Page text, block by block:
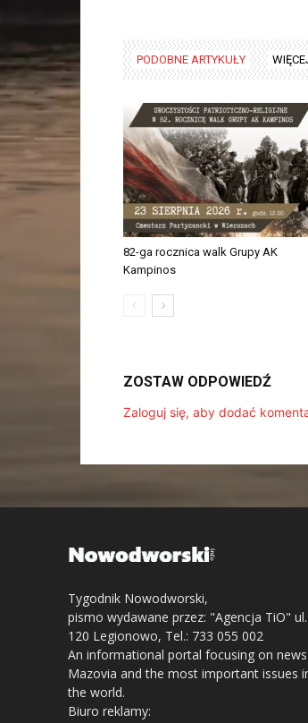
PODOBNE ARTYKUŁY
82-ga rocznica walk Grupy AK
Kampinos
ZOSTAW ODPOWIEDŹ
Zaloguj się, aby dodać
Tygodnik Nowodworski,
pismo wydawane przez: "Agencja TiO"
120 Legionowo, Tel.: 733 055 002
An informational portal focusing on
Mazovia and the most important issues
the world.
Biuro reklamy: